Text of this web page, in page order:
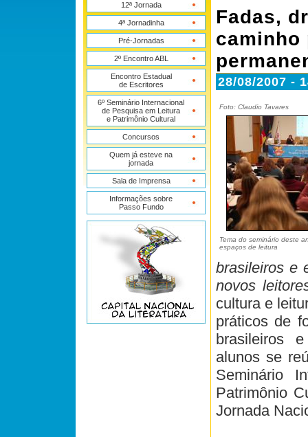
12ª Jornada
4ª Jornadinha
Pré-Jornadas
2º Encontro ABL
Encontro Estadual
de Escritores
6º Seminário Internacional
de Pesquisa em Leitura
e Patrimônio Cultural
Concursos
Quem já esteve na
jornada
Sala de Imprensa
Informações sobre
Passo Fundo
Fadas,
caminho
28/08/2007 -
Foto: Claudio Tavares
Tema do seminário deste
espaços de leitura
brasileiros e
novos
cultura e
práticos de
brasileiros
alunos se
Seminário
Patrimônio
Jornada